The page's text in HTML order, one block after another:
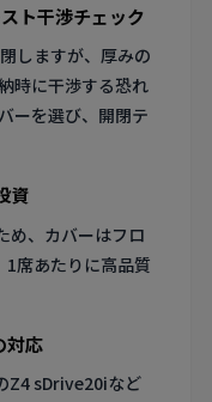
ト干渉チェック
しますが、厚みの
時に干渉する恐れ
ーを選び、開閉テ
資
め、カバーはフロ
1席あたりに高品質
対応
Z4 sDrive20iなど